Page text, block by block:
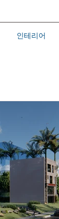
인테리어